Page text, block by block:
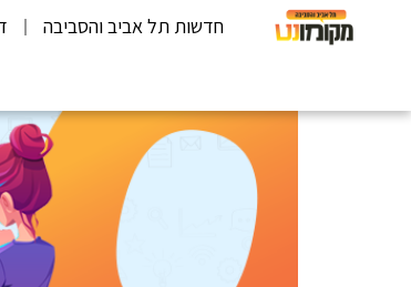
חדשות תל אביב והסביבה